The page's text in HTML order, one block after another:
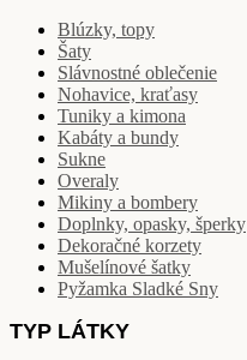
Blúzky, topy
Šaty
Slávnostné oblečenie
Nohavice, kraťasy
Tuniky a kimona
Kabáty a bundy
Sukne
Overaly
Mikiny a bombery
Doplnky, opasky, šperky
Dekoračné korzety
Mušelínové šatky
Pyžamka Sladké Sny
TYP LÁTKY